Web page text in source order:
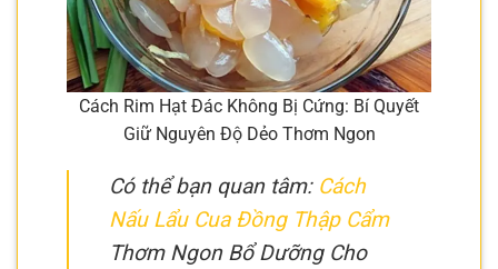
Cách Rim Hạt Đác Không Bị Cứng: Bí Quyết
Giữ Nguyên Độ Dẻo Thơm Ngon
Có thể bạn quan tâm: Cách
Nấu Lẩu Cua Đồng Thập Cẩm
Thơm Ngon Bổ Dưỡng Cho